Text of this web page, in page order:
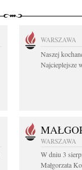
WARSZAWA
Naszej
Najcieplejsze
WARSZAWA
W dniu 3
Małgorzata